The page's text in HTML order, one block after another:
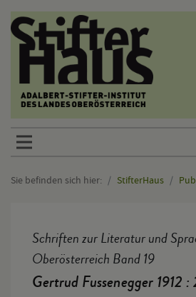
Sprunglinks
Sie befinden sich hier: StifterHaus
Schriften zur Literatur und
Oberösterreich Band 19
Gertrud Fussenegger 1912 :